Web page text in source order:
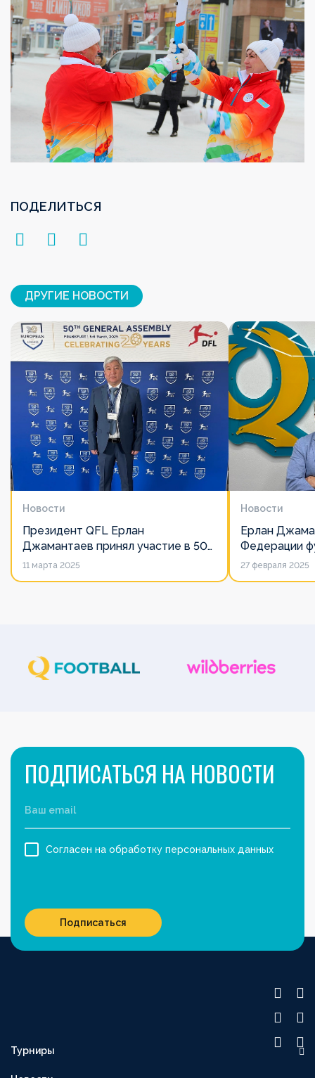
ПОДЕЛИТЬСЯ
ДРУГИЕ НОВОСТИ
Новости
Президент QFL Ерлан
Джамантаев принял участие в 50-
м Общем собрании Европейских
11 марта 2025
Новости
Ерлан
Федерации
дорожит
27 февраля 2025
Турниры
ПОДПИСАТЬСЯ НА НОВОСТИ
Согласен на обработку персональных данных
Подписаться